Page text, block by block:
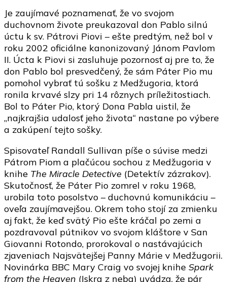
Je zaujímavé poznamenať, že vo svojom
duchovnom živote preukazoval don Pablo silnú
úctu k sv. Pátrovi Piovi – ešte predtým, než bol v
roku 2002 oficiálne kanonizovaný Jánom Pavlom
II. Úcta k Piovi si zasluhuje pozornosť aj pre to, že
don Pablo bol presvedčený, že sám Páter Pio mu
pomohol vybrať tú sošku z Medžugoria, ktorá
ronila krvavé slzy pri 14 rôznych príležitostiach.
Bol to Páter Pio, ktorý Dona Pabla uistil, že
„najkrajšia udalosť jeho života“ nastane po výbere
a zakúpení tejto sošky.
Spisovateľ Randall Sullivan píše o súvise medzi
Pátrom Piom a plačúcou sochou z Medžugoria v
knihe The Miracle Detective (Detektív zázrakov).
Skutočnosť, že Páter Pio zomrel v roku 1968,
urobila toto posolstvo – duchovnú komunikáciu –
oveľa zaujímavejšou. Okrem toho stojí za zmienku
aj fakt, že keď svätý Pio ešte kráčal po zemi a
pozdravoval pútnikov vo svojom kláštore v San
Giovanni Rotondo, prorokoval o nastávajúcich
zjaveniach Najsvätejšej Panny Márie v Medžugorii.
Novinárka BBC Mary Craig vo svojej knihe Spark
from the Heaven (Iskra z neba) uvádza, že pár